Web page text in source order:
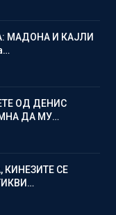
МАДОНА И КАЈЛИ
ОД ДЕНИС
ДА МУ…
СЕ